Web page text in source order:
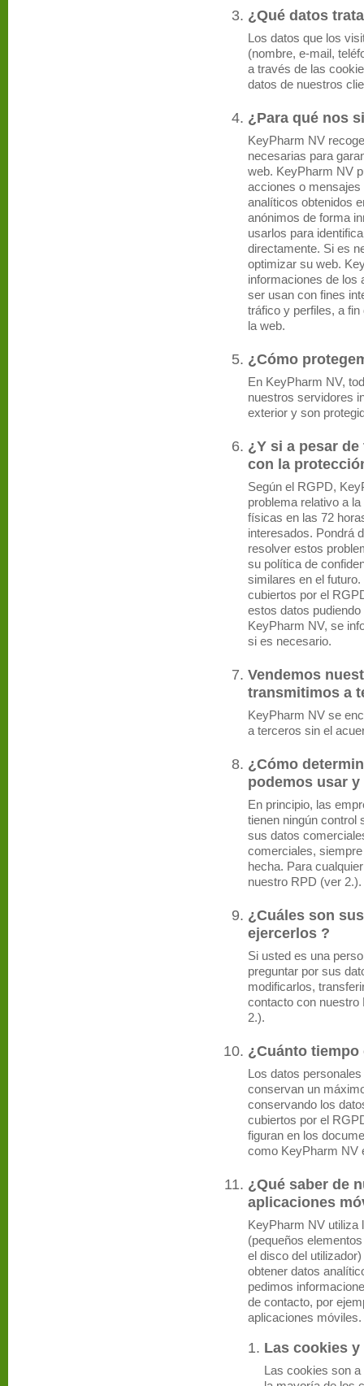
¿Qué datos
Los datos que los
(nombre, e-mail,
a través de las
datos de nuestros
¿Para qué nos
KeyPharm NV
necesarias para
web. KeyPharm NV
acciones o
analíticos obtenidos
anónimos de forma
usarlos para
directamente. Si es
optimizar su web.
informaciones de los
ser usan con fines
tráfico y perfiles, a
la web.
¿Cómo
En KeyPharm NV,
nuestros servidores
exterior y son
¿Y si a pesar
con la
Según el RGPD,
problema relativo a
físicas en las 72
interesados. Pondrá
resolver estos
su política de
similares en el
cubiertos por el
estos datos
KeyPharm NV, se
si es necesario.
Vendemos
transmitimos a
KeyPharm NV se
a terceros sin el
¿Cómo
podemos usar
En principio, las
tienen ningún control
sus datos
comerciales,
hecha. Para
nuestro RPD (ver 2.).
¿Cuáles son
ejercerlos ?
Si usted es una
preguntar por sus
modificarlos,
contacto con nuestro
2.).
¿Cuánto
Los datos
conservan un
conservando los
cubiertos por el
figuran en los
como KeyPharm NV
¿Qué saber de
aplicaciones
KeyPharm NV utiliza
(pequeños
el disco del
obtener datos
pedimos
de contacto, por
aplicaciones móviles.
Las cookies
Las cookies son